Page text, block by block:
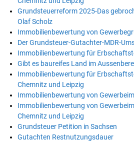
Grundsteuerreform 2025-Das
Olaf Scholz
Immobilienbewertung von
Der Grundsteuer-Gutachter-MDR-
Immobilienbewertung für
Gibt es baureifes Land im
Immobilienbewertung für
Chemnitz und Leipzig
Immobilienbewertung von
Immobilienbewertung von
Chemnitz und Leipzig
Grundsteuer Petition in Sachsen
Gutachten Restnutzungsdauer